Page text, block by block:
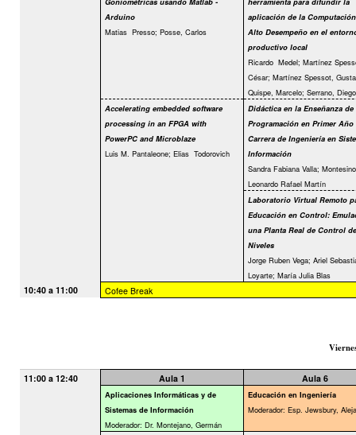
Arduino
Matias Presso; Posse, Carlos
aplicación de la
Alto Desempeño en el
productivo local
Ricardo Medel; Martínez
César; Martínez Spessot,
Quispe, Marcelo; Serrano, Diego
Accelerating embedded software
processing in an FPGA with
PowerPC and Microblaze
Luis M. Pantaleone; Elias Todorovich
Didáctica en la Enseñanza de
Programación en Primer Año
Carrera de Ingeniería en
Información
Sandra Fabiana Valla;
Leonardo Rafael Martín
Laboratorio Virtual Remoto
Educación en Control:
una Planta Real de Control de
Niveles
Jorge Ruben Vega; Ariel
Loyarte; María Julia Blas
10:40 a 11:00 Cofee Break
11:00 a 12:40 Aula 1 Aula 6
Aplicaciones Informáticas y de
Sistemas de Información
Moderador: Dr. Montejano, Germán
Educación en Ingeniería
Moderador: Esp. Jewsbury,